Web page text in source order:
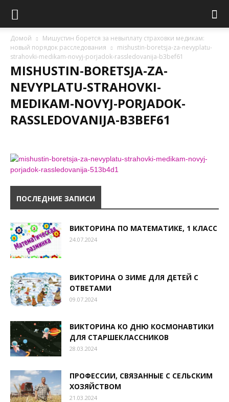
Домой
Мишустин борется за невыплату страховки медикам:
новый порядок расследования
mishustin-boretsja-za-nevyplatu-
strahovki-medikam-novyj-porjadok-rassledovanija-b3bef61
MISHUSTIN-BORETSJA-ZA-
NEVYPLATU-STRAHOVKI-
MEDIKAM-NOVYJ-PORJADOK-
RASSLEDOVANIJA-B3BEF61
ПОСЛЕДНИЕ ЗАПИСИ
ВИКТОРИНА ПО МАТЕМАТИКЕ, 1 КЛАСС
24.07.2024
ВИКТОРИНА О ЗИМЕ ДЛЯ ДЕТЕЙ С
ОТВЕТАМИ
09.07.2024
ВИКТОРИНА КО ДНЮ КОСМОНАВТИКИ
ДЛЯ СТАРШЕКЛАССНИКОВ
28.03.2024
ПРОФЕССИИ, СВЯЗАННЫЕ С СЕЛЬСКИМ
ХОЗЯЙСТВОМ
21.03.2024